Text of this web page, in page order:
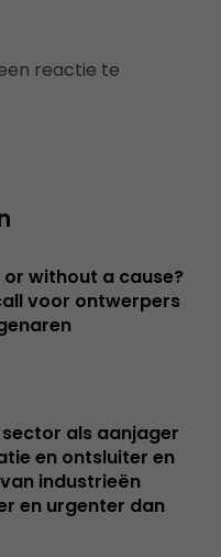
reactie te
or without a cause?
voor ontwerpers
als aanjager
en ontsluiter en
industrieën
en urgenter dan